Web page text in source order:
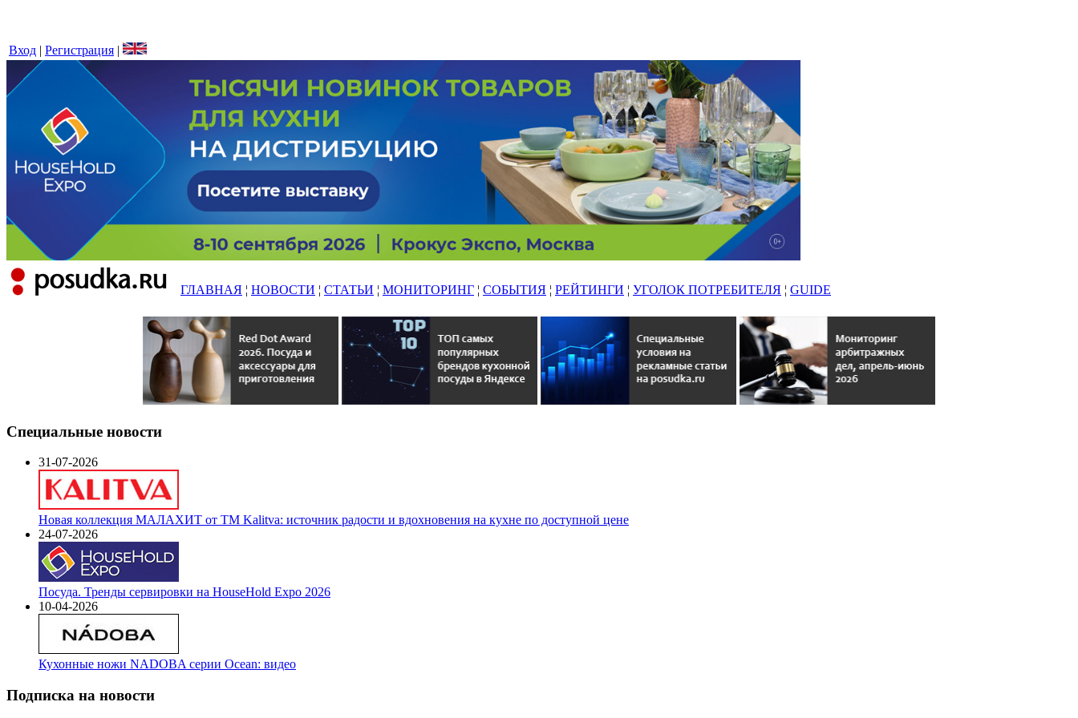
Вход | Регистрация |
ГЛАВНАЯ ¦ НОВОСТИ ¦ СТАТЬИ ¦ МОНИТОРИНГ ¦ СОБЫТИЯ ¦ РЕЙТИНГИ ¦ УГОЛОК ПОТРЕБИТЕЛЯ ¦ GUIDE
Специальные новости
31-07-2026
Новая коллекция МАЛАХИТ от ТМ Kalitva: источник радости и вдохновения на кухне по доступной цене
24-07-2026
Посуда. Тренды сервировки на HouseHold Expo 2026
10-04-2026
Кухонные ножи NADOBA серии Ocean: видео
Подписка на новости